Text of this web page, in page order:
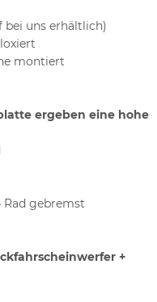
bei uns erhältlich)
montiert
ergeben eine hohe
gebremst
+